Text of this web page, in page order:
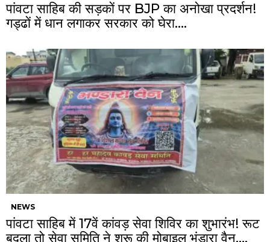
पांवटा साहिब की सड़कों पर BJP का अनोखा प्रदर्शन!
गड्ढों में धान लगाकर सरकार को घेरा….
NEWS
पांवटा साहिब में 17वें कांवड़ सेवा शिविर का शुभारंभ! रूट
बदला तो सेवा समिति ने शुरू की मोबाइल भंडारा वैन….